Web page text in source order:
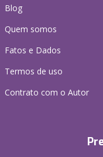
Blog
Quem somos
Fatos e Dados
Termos de uso
Contrato com o Autor